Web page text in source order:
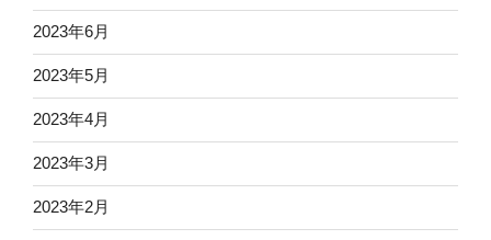
2023年6月
2023年5月
2023年4月
2023年3月
2023年2月